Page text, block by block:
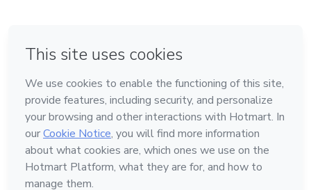
Feito com ❤ na Cidade do México
Conheça a Hotmart
Idioma
Português